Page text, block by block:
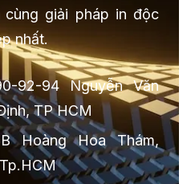
giải pháp in độc
nhất.
92-94 Nguyễn Văn
TP HCM
Hoàng Hoa Thám,